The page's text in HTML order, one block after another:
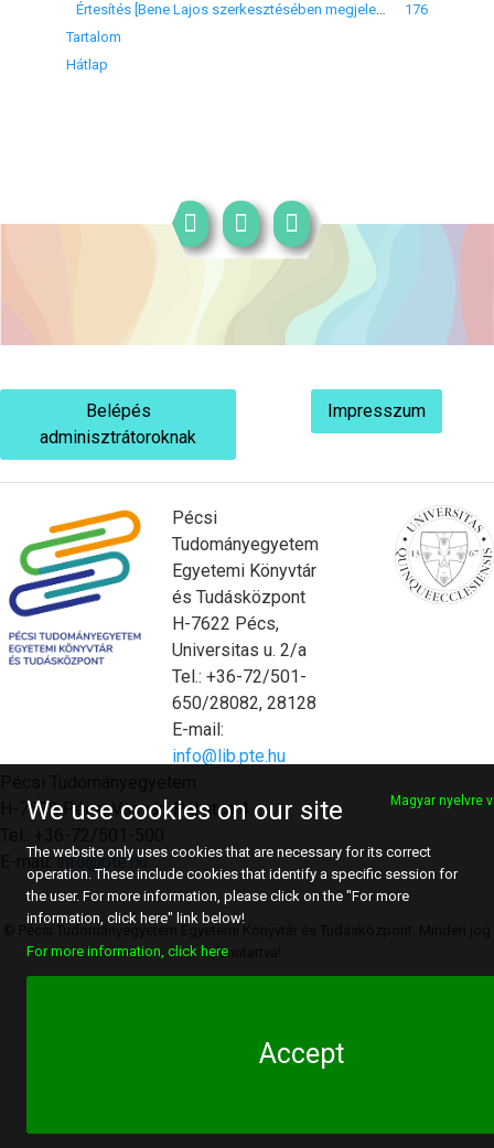
176
Tartalom
Hátlap
Belépés
adminisztrátoroknak
Impresszum
Pécsi
Tudományegyetem
Egyetemi Könyvtár
és Tudásközpont
H-7622 Pécs,
Universitas u. 2/a
Tel.: +36-72/501-
650/28082, 28128
E-mail:
info@lib.pte.hu
H-7622 Pécs, Vasvári Pál utca 4.
E-mail:info@pte.hu
© Pécsi Tudományegyetem Egyetemi Könyvtár és Tudásközpont. Minden jog
fenntartva!
We use cookies on our site Magyar nyelvre
The website only uses cookies that are necessary for its correct
operation. These include cookies that identify a specific session for
the user. For more information, please click on the "For more
information, click here" link below!
For more information, click here
Accept